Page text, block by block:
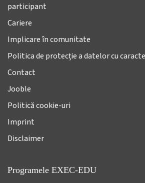
participant
Cariere
Implicare în comunitate
Politica de protecție a datelor cu
Contact
Jooble
Politică cookie-uri
Imprint
Disclaimer
Programele EXEC-EDU